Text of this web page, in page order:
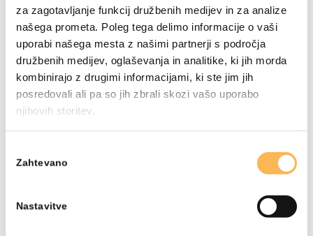
za zagotavljanje funkcij družbenih medijev in za analize
našega prometa. Poleg tega delimo informacije o vaši
uporabi našega mesta z našimi partnerji s področja
družbenih medijev, oglaševanja in analitike, ki jih morda
kombinirajo z drugimi informacijami, ki ste jim jih
posredovali ali pa so jih zbrali skozi vašo uporabo
njihovih storitev.
soglasja
Zahtevano
Nastavitve